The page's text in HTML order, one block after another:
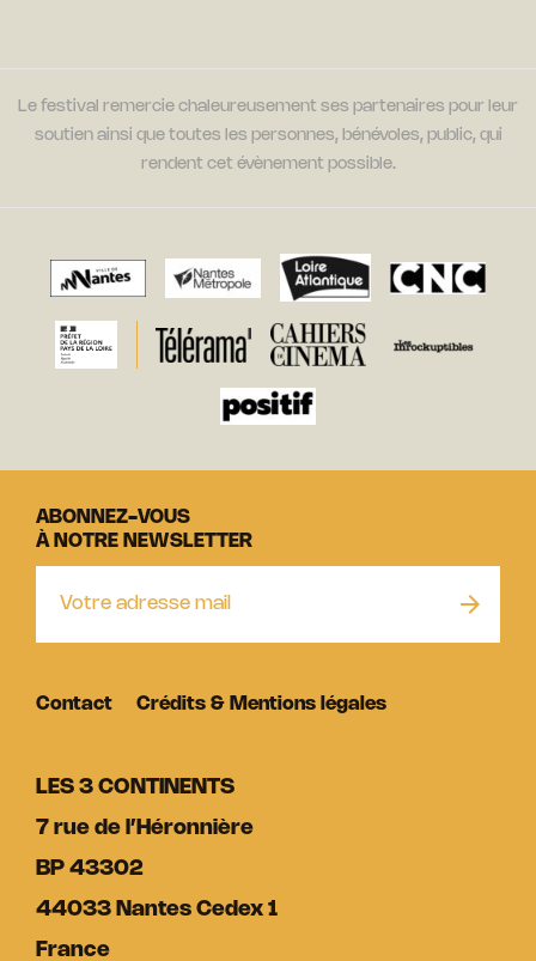
Le festival remercie chaleureusement ses partenaires pour leur
soutien ainsi que toutes les personnes, bénévoles, public, qui
rendent cet évènement possible.
LES 3 CONTINENTS
7 rue de l’Héronnière
BP 43302
44033 Nantes Cedex 1
France
ABONNEZ-VOUS
À NOTRE NEWSLETTER
Contact Crédits & Mentions légales